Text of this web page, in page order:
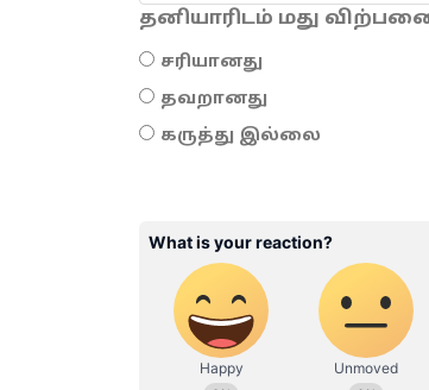
தனியாரிடம் மது
சரியானது
தவறானது
கருத்து இல்லை